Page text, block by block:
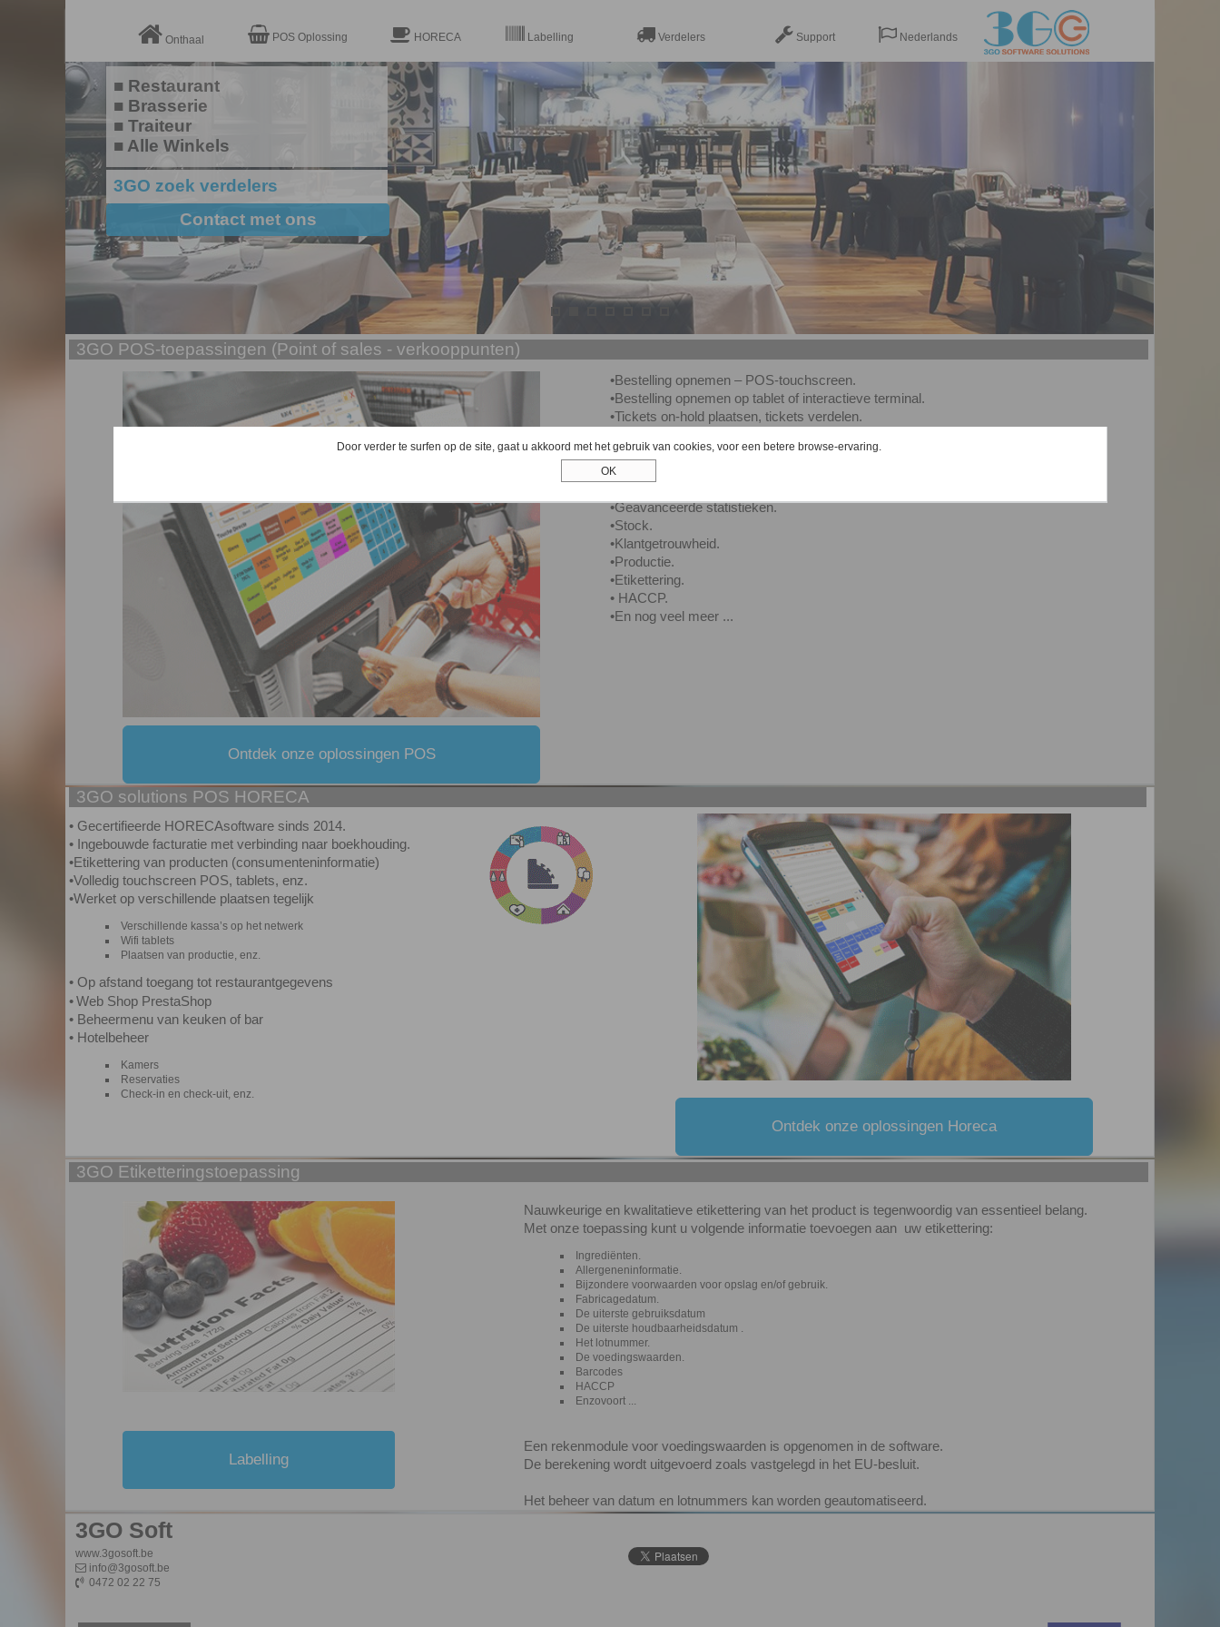
 Onthaal  POS Oplossing  HORECA Labelling  Verdelers  Support Nederlands
■ Restaurant
■ Brasserie
■ Traiteur
■ Alle Winkels
3GO zoek verdelers
Contact met ons
3GO POS-toepassingen (Point of sales - verkooppunten)
Ontdek onze oplossingen POS
•Bestelling opnemen – POS-touchscreen.
•Bestelling opnemen op tablet of interactieve terminal.
•Tickets on-hold plaatsen, tickets verdelen.
•Het beveiligen van toegangsrechten op de kassa.
•Afstandsbeheer, in verschillende filialen.
•Geavanceerde statistieken.
•Stock.
•Klantgetrouwheid.
•Productie.
•Etikettering.
• HACCP.
•En nog veel meer ...
3GO solutions POS HORECA
• Gecertifieerde HORECAsoftware sinds 2014.
• Ingebouwde facturatie met verbinding naar boekhouding.
•Etikettering van producten (consumenteninformatie)
•Volledig touchscreen POS, tablets, enz.
•Werket op verschillende plaatsen tegelijk
Verschillende kassa’s op het netwerk
Wifi tablets
Plaatsen van productie, enz.
• Op afstand toegang tot restaurantgegevens
•Web Shop PrestaShop
• Beheermenu van keuken of bar
• Hotelbeheer
Kamers
Reservaties
Check-in en check-uit, enz.
Ontdek onze oplossingen Horeca
3GO Etiketteringstoepassing
Labelling
Nauwkeurige en kwalitatieve etikettering van het product is tegenwoordig van essentieel belang.
Met onze toepassing kunt u volgende informatie toevoegen aan uw etikettering:
Ingrediënten.
Allergeneninformatie.
Bijzondere voorwaarden voor opslag en/of gebruik.
Fabricagedatum.
De uiterste gebruiksdatum
De uiterste houdbaarheidsdatum .
Het lotnummer.
De voedingswaarden.
Barcodes
HACCP
Enzovoort ...
Een rekenmodule voor voedingswaarden is opgenomen in de software.
De berekening wordt uitgevoerd zoals vastgelegd in het EU-besluit.
Het beheer van datum en lotnummers kan worden geautomatiseerd.
3GO Soft
www.3gosoft.be
 info@3gosoft.be
0472 02 22 75
Door verder te surfen op de site, gaat u akkoord met het gebruik van cookies, voor een betere browse-ervaring.
OK